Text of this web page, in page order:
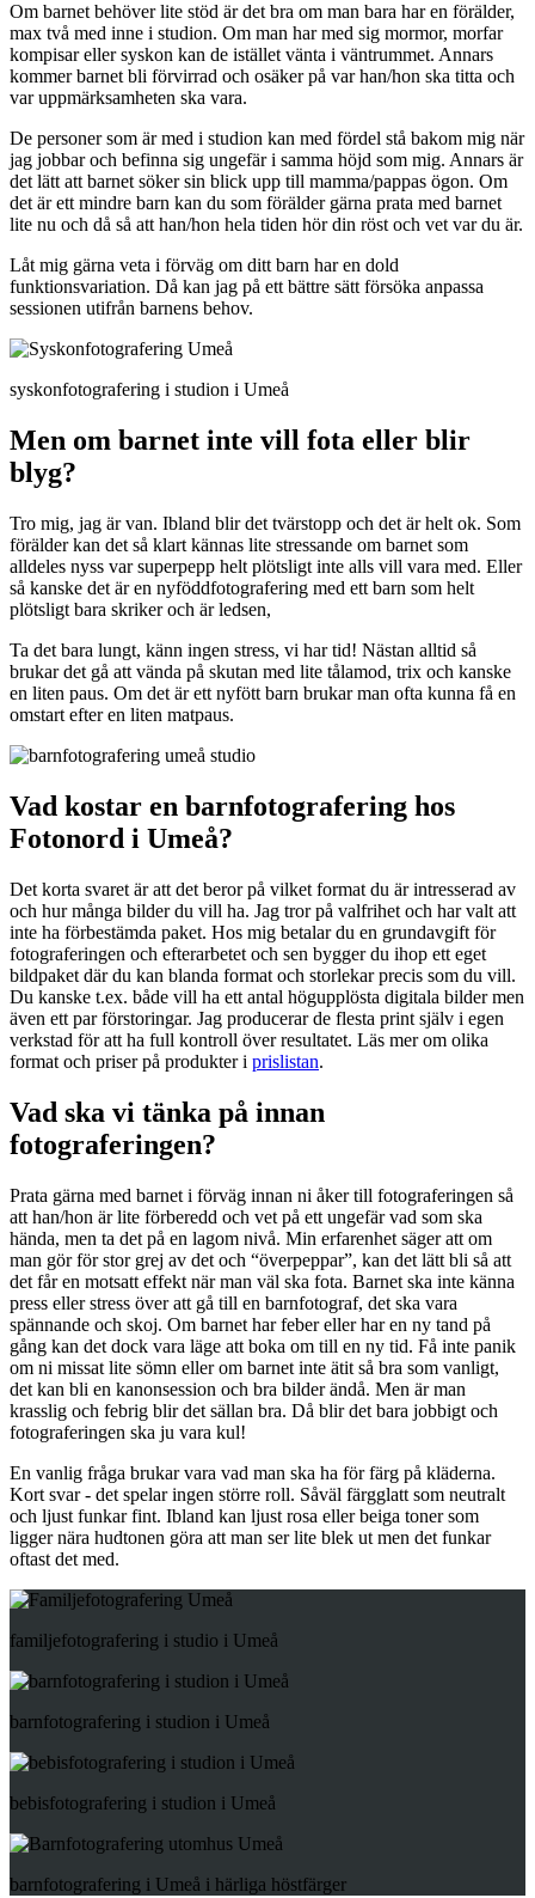
Om barnet behöver lite stöd är det bra om man bara har en förälder,
max två med inne i studion. Om man har med sig mormor, morfar
kompisar eller syskon kan de istället vänta i väntrummet. Annars
kommer barnet bli förvirrad och osäker på var han/hon ska titta och
var uppmärksamheten ska vara.
De personer som är med i studion kan med fördel stå bakom mig när
jag jobbar och befinna sig ungefär i samma höjd som mig. Annars är
det lätt att barnet söker sin blick upp till mamma/pappas ögon. Om
det är ett mindre barn kan du som förälder gärna prata med barnet
lite nu och då så att han/hon hela tiden hör din röst och vet var du är.
Låt mig gärna veta i förväg om ditt barn har en dold
funktionsvariation. Då kan jag på ett bättre sätt försöka anpassa
sessionen utifrån barnens behov.
syskonfotografering i studion i Umeå
Men om barnet inte vill fota eller blir
blyg?
Tro mig, jag är van. Ibland blir det tvärstopp och det är helt ok. Som
förälder kan det så klart kännas lite stressande om barnet som
alldeles nyss var superpepp helt plötsligt inte alls vill vara med. Eller
så kanske det är en nyföddfotografering med ett barn som helt
plötsligt bara skriker och är ledsen,
Ta det bara lungt, känn ingen stress, vi har tid! Nästan alltid så
brukar det gå att vända på skutan med lite tålamod, trix och kanske
en liten paus. Om det är ett nyfött barn brukar man ofta kunna få en
omstart efter en liten matpaus.
Vad kostar en barnfotografering hos
Fotonord i Umeå?
Det korta svaret är att det beror på vilket format du är intresserad av
och hur många bilder du vill ha. Jag tror på valfrihet och har valt att
inte ha förbestämda paket. Hos mig betalar du en grundavgift för
fotograferingen och efterarbetet och sen bygger du ihop ett eget
bildpaket där du kan blanda format och storlekar precis som du vill.
Du kanske t.ex. både vill ha ett antal högupplösta digitala bilder men
även ett par förstoringar. Jag producerar de flesta print själv i egen
verkstad för att ha full kontroll över resultatet. Läs mer om olika
format och priser på produkter i prislistan.
Vad ska vi tänka på innan
fotograferingen?
Prata gärna med barnet i förväg innan ni åker till fotograferingen så
att han/hon är lite förberedd och vet på ett ungefär vad som ska
hända, men ta det på en lagom nivå. Min erfarenhet säger att om
man gör för stor grej av det och “överpeppar”, kan det lätt bli så att
det får en motsatt effekt när man väl ska fota. Barnet ska inte känna
press eller stress över att gå till en barnfotograf, det ska vara
spännande och skoj. Om barnet har feber eller har en ny tand på
gång kan det dock vara läge att boka om till en ny tid. Få inte panik
om ni missat lite sömn eller om barnet inte ätit så bra som vanligt,
det kan bli en kanonsession och bra bilder ändå. Men är man
krasslig och febrig blir det sällan bra. Då blir det bara jobbigt och
fotograferingen ska ju vara kul!
En vanlig fråga brukar vara vad man ska ha för färg på kläderna.
Kort svar - det spelar ingen större roll. Såväl färgglatt som neutralt
och ljust funkar fint. Ibland kan ljust rosa eller beiga toner som
ligger nära hudtonen göra att man ser lite blek ut men det funkar
oftast det med.
familjefotografering i studio i Umeå
barnfotografering i studion i Umeå
bebisfotografering i studion i Umeå
barnfotografering i Umeå i härliga höstfärger